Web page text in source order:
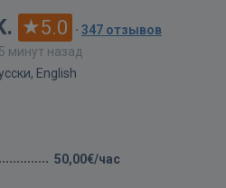
5.0 · 347 отзывов
минут назад
English
50,00€/час